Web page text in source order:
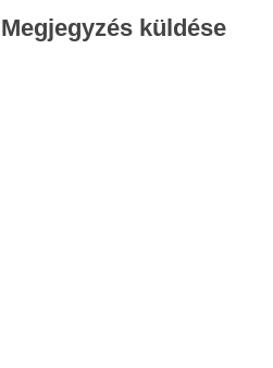
Megjegyzés küldése